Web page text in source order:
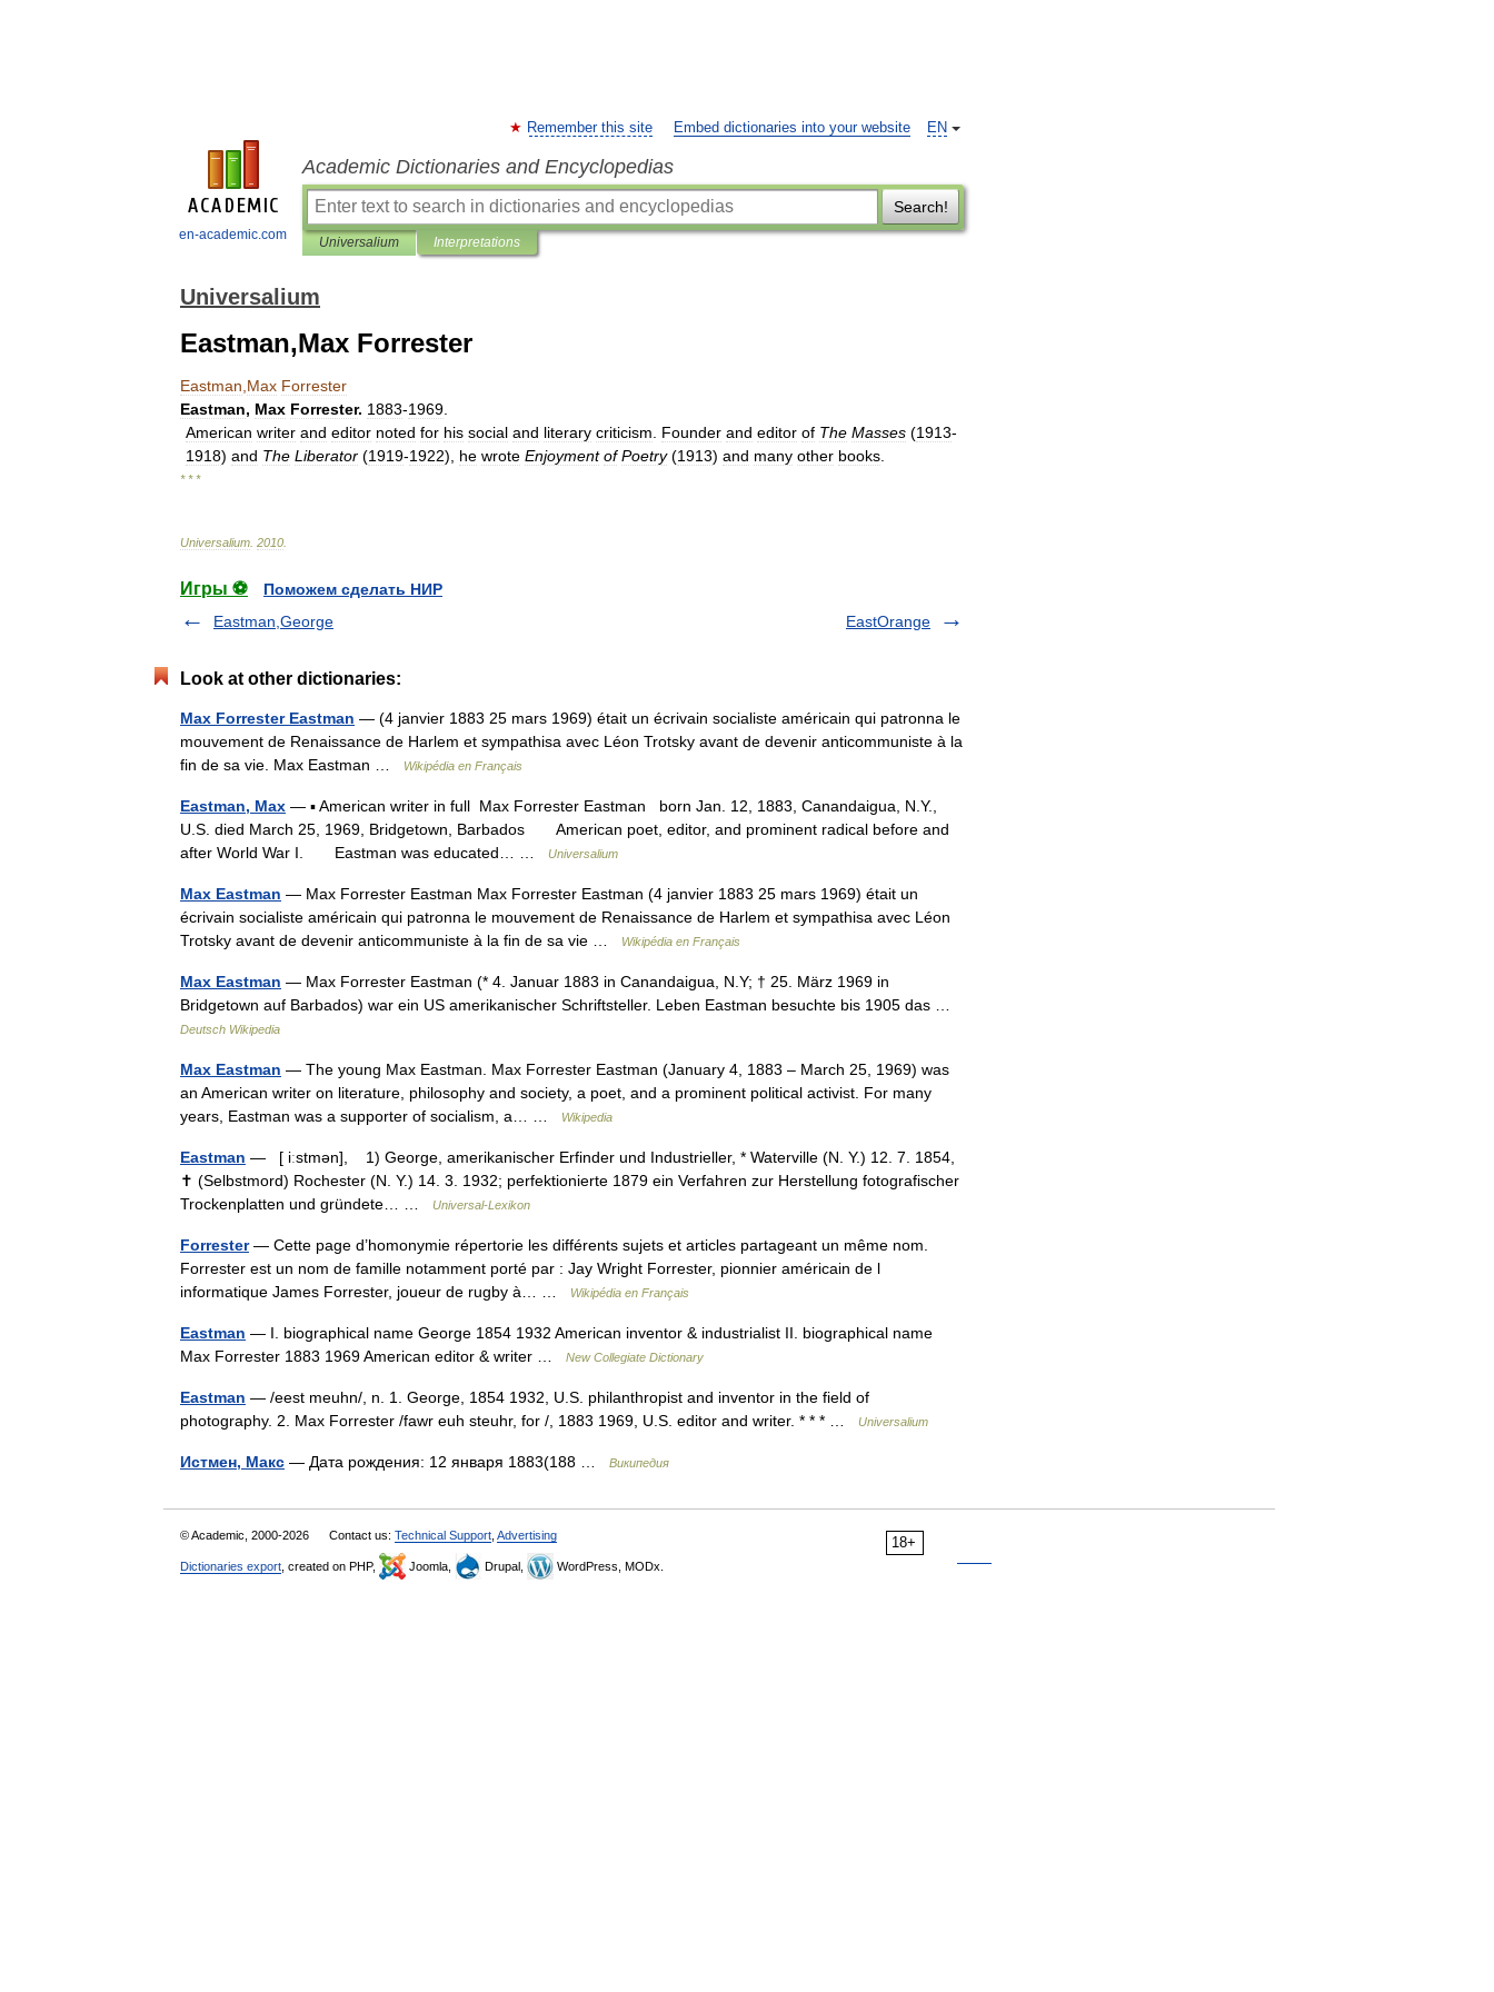
en-academic.com
EN
Remember this site Embed dictionaries into your website
Academic Dictionaries and Encyclopedias
Search!
Universalium Interpretations
Universalium
Eastman,Max Forrester
Eastman Max Forrester
Eastman, Max Forrester. 1883-1969
American writer and editor noted for his social and literary criticism Founder and editor of The Masses (1913-
1918) and The Liberator (1919-1922), he wrote Enjoyment of Poetry(1913) and many other books
* * *
Universalium 2010
Игры ⚽
Поможем сделать НИР
Eastman,George
EastOrange
Look at other dictionaries:
Max Forrester Eastman — (4 janvier 1883 25 mars 1969) était un écrivain socialiste américain qui patronna le
mouvement de Renaissance de Harlem et sympathisa avec Léon Trotsky avant de devenir anticommuniste à la
fin de sa vie. Max Eastman …
Wikipédia en Français
Eastman, Max — ▪ American writer in full Max Forrester Eastman born Jan. 12, 1883, Canandaigua, N.Y.,
U.S. died March 25, 1969, Bridgetown, Barbados American poet, editor, and prominent radical before and
after World War I. Eastman was educated… …
Universalium
Max Eastman — Max Forrester Eastman Max Forrester Eastman (4 janvier 1883 25 mars 1969) était un
écrivain socialiste américain qui patronna le mouvement de Renaissance de Harlem et sympathisa avec Léon
Trotsky avant de devenir anticommuniste à la fin de sa vie …
Wikipédia en Français
Max Eastman — Max Forrester Eastman (* 4. Januar 1883 in Canandaigua, N.Y; † 25. März 1969 in
Bridgetown auf Barbados) war ein US amerikanischer Schriftsteller. Leben Eastman besuchte bis 1905 das …
Deutsch Wikipedia
Max Eastman — The young Max Eastman. Max Forrester Eastman (January 4, 1883 – March 25, 1969) was
an American writer on literature, philosophy and society, a poet, and a prominent political activist. For many
years, Eastman was a supporter of socialism, a… …
Wikipedia
Eastman — [ iːstmən], 1) George, amerikanischer Erfinder und Industrieller, * Waterville (N. Y.) 12. 7. 1854,
✝ (Selbstmord) Rochester (N. Y.) 14. 3. 1932; perfektionierte 1879 ein Verfahren zur Herstellung fotografischer
Trockenplatten und gründete… …
Universal-Lexikon
Forrester— Cette page d’homonymie répertorie les différents sujets et articles partageant un même nom.
Forrester est un nom de famille notamment porté par : Jay Wright Forrester, pionnier américain de l
informatique James Forrester, joueur de rugby à… …
Wikipédia en Français
Eastman — I. biographical name George 1854 1932 American inventor & industrialist II. biographical name
Max Forrester 1883 1969 American editor & writer …
New Collegiate Dictionary
Eastman — /eest meuhn/, n. 1. George, 1854 1932, U.S. philanthropist and inventor in the field of
photography. 2. Max Forrester /fawr euh steuhr, for /, 1883 1969, U.S. editor and writer. * * * …
Universalium
Истмен, Макс — Дата рождения: 12 января 1883(188 … Википедия
18+
© Academic, 2000-2026 Contact us: Technical Support Advertising
Dictionaries export , created on PHP, Joomla, Drupal, WordPress, MODx.